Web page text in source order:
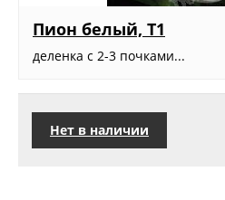
Пион белый, Т1
деленка с 2-3 почками...
Нет в наличии